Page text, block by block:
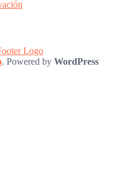
. Powered by WordPress